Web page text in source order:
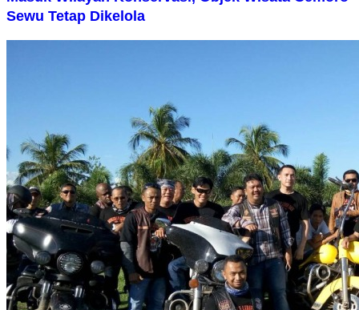
Sewu Tetap Dikelola